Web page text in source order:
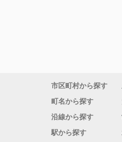
市区町村から探す
町名から探す
沿線から探す
駅から探す